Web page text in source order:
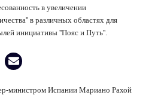
в увеличении
'' в различных областях для
инициативы ''Пояс и Путь''
министром Испании Мариано Рахой